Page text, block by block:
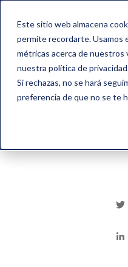
Este sitio web almacena
permite recordarte. Usamos
métricas acerca de nuestros
nuestra política de
Si rechazas, no se hará
preferencia de que no se te